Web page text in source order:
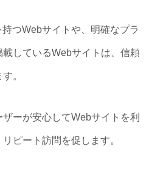
つWebサイトや、明確なプラ
しているWebサイトは、信頼
。
ーが安心してWebサイトを利
ピート訪問を促します。